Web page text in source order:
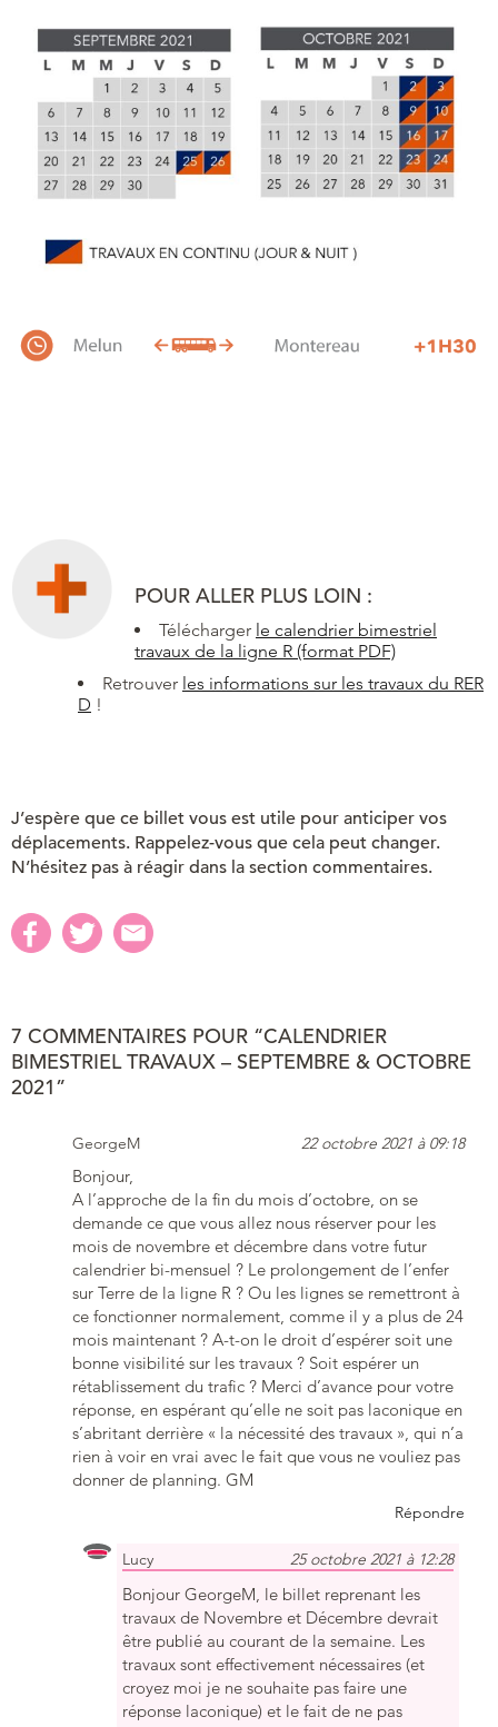
POUR ALLER PLUS LOIN :
Télécharger le calendrier bimestriel
travaux de la ligne R (format PDF)
Retrouver les informations sur les travaux du RER
D !
J’espère que ce billet vous est utile pour anticiper vos
déplacements. Rappelez-vous que cela peut changer.
N’hésitez pas à réagir dans la section commentaires.
7 COMMENTAIRES POUR “CALENDRIER
BIMESTRIEL TRAVAUX – SEPTEMBRE & OCTOBRE
2021”
GeorgeM 22 octobre 2021 à 09:18
Bonjour,
A l’approche de la fin du mois d’octobre, on se
demande ce que vous allez nous réserver pour les
mois de novembre et décembre dans votre futur
calendrier bi-mensuel ? Le prolongement de l’enfer
sur Terre de la ligne R ? Ou les lignes se remettront à
ce fonctionner normalement, comme il y a plus de 24
mois maintenant ? A-t-on le droit d’espérer soit une
bonne visibilité sur les travaux ? Soit espérer un
rétablissement du trafic ? Merci d’avance pour votre
réponse, en espérant qu’elle ne soit pas laconique en
s’abritant derrière « la nécessité des travaux », qui n’a
rien à voir en vrai avec le fait que vous ne vouliez pas
donner de planning. GM
Répondre
Lucy 25 octobre 2021 à 12:28
Bonjour GeorgeM, le billet reprenant les
travaux de Novembre et Décembre devrait
être publié au courant de la semaine. Les
travaux sont effectivement nécessaires (et
croyez moi je ne souhaite pas faire une
réponse laconique) et le fait de ne pas